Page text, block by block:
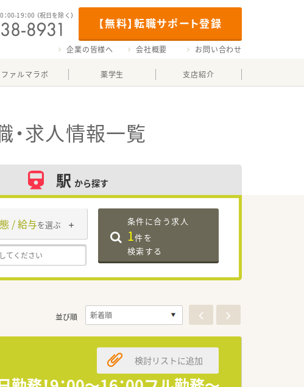
【無料】転職サポート登録
00-19：00 （祝日を除く）
企業の皆様へ 会社概要 お問い合わせ
ファルマラボ 薬学生 支店紹介
・求人情報一覧
駅 から探す
/ 給与を選ぶ 条件に合う求人
1件を
検索する
並び順
検討リストに追加